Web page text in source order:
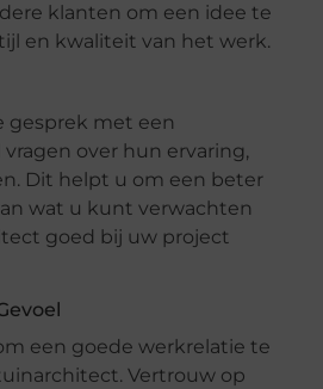
klanten om een idee te
en kwaliteit van het werk.
gesprek met een
over hun ervaring,
Dit helpt u om een beter
wat u kunt verwachten
goed bij uw project
een goede werkrelatie te
Vertrouw op